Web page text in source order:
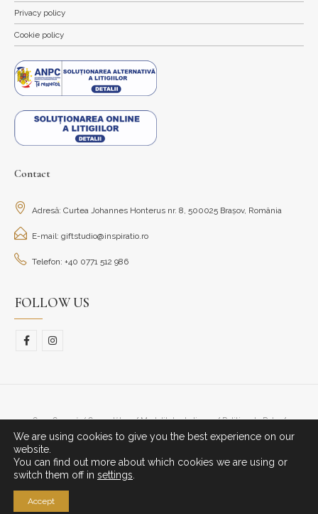
Privacy policy
Cookie policy
Contact
Adresă: Curtea Johannes Honterus nr. 8, 500025 Brașov, România
E-mail: giftstudio@inspiratio.ro
Telefon: +40 0771 512 986
FOLLOW US
Cum Cumpăr/ Cum plătesc Modalitate de livrare Politica de Retur
© Copyright 2023. All Rights Reserved.
We are using cookies to give you the best experience on our
website.
You can find out more about which cookies we are using or
switch them off in settings
Accept